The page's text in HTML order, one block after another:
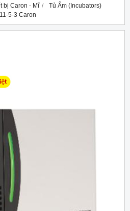
bị Caron - Mĩ
Tủ Ấm (Incubators)
5-3 Caron